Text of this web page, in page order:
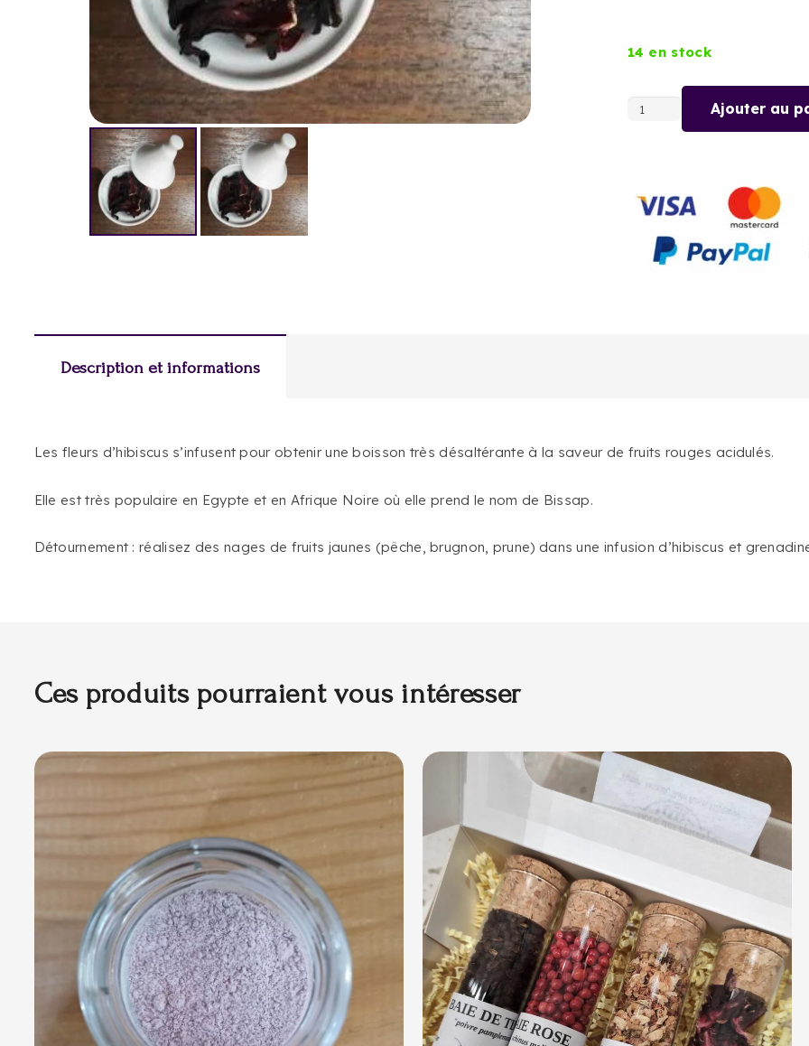
14 en stock
quantité
BISSAP
Ajouter au
Description et informations
Les fleurs d’hibiscus s’infusent pour obtenir une boisson très désaltérante à la saveur de fruits rouges acidulés.
Elle est très populaire en Egypte et en Afrique Noire où elle prend le nom de Bissap.
Détournement : réalisez des nages de fruits jaunes (pêche, brugnon, prune) dans une infusion d’hibiscus et
Ces produits pourraient vous intéresser